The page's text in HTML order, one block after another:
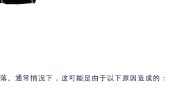
。通常情况下，这可能是由于以下原因造成的：